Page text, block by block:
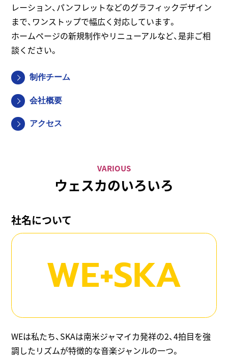
レーション、パンフレットなどのグラフィックデザイン
まで、ワンストップで幅広く対応しています。
ホームページの新規制作やリニューアルなど、是非ご相
談ください。
制作チーム
会社概要
アクセス
VARIOUS
ウェスカのいろいろ
社名について
WE+SKA
WEは私たち、SKAは南米ジャマイカ発祥の2、4拍目を強
調したリズムが特徴的な音楽ジャンルの一つ。